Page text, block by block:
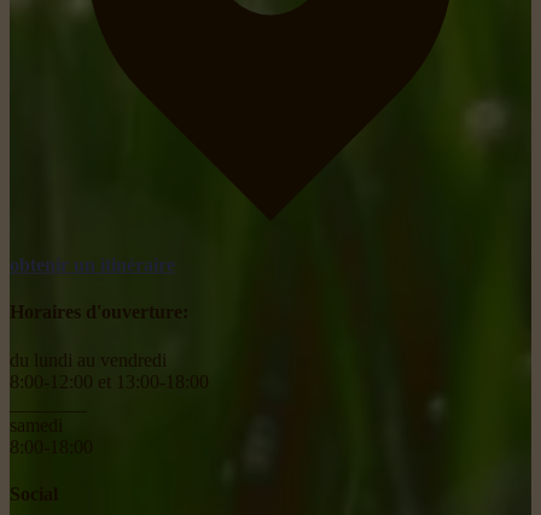
obtenir un itinéraire
Horaires d'ouverture:
du lundi au vendredi
8:00-12:00 et 13:00-18:00
samedi
8:00-18:00
Social